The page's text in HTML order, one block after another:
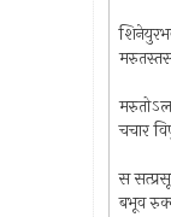
चचार
स
बभूव